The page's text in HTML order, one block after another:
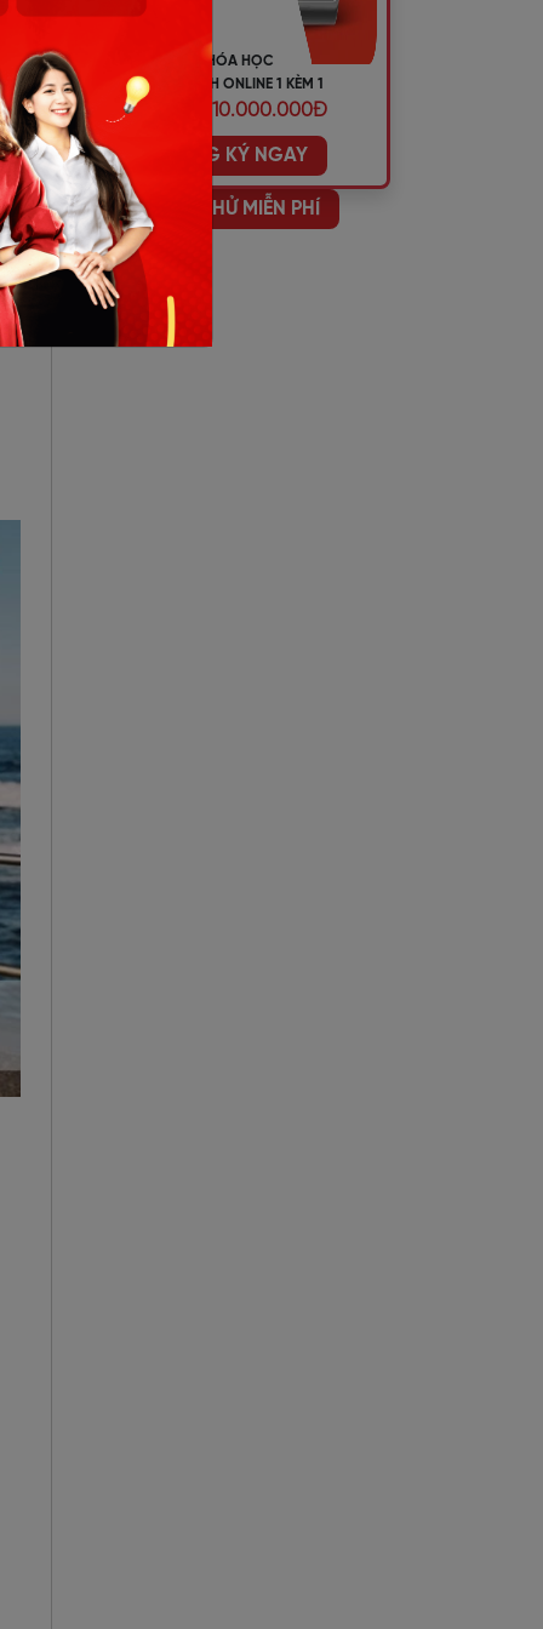
KHÓA HỌC
TIẾNG ANH ONLINE 1 KÈM 1
ƯU ĐÃI 10.000.000Đ
ĐĂNG KÝ NGAY
HỌC THỬ MIỄN PHÍ